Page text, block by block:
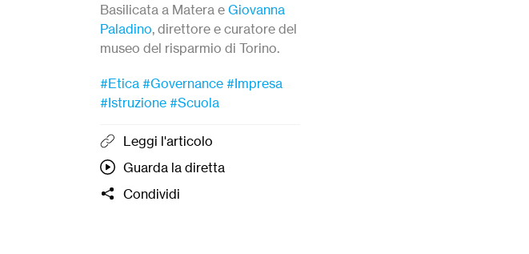
Basilicata a Matera e Giovanna
Paladino, direttore e curatore del
museo del risparmio di Torino.
#Etica #Governance #Impresa
#Istruzione #Scuola
Leggi l'articolo
Guarda la diretta
Condividi